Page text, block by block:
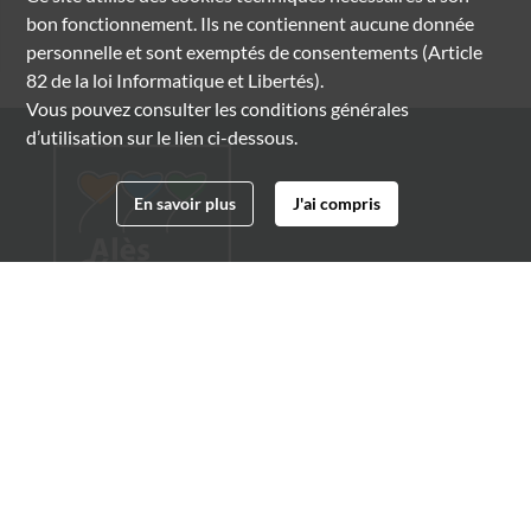
bon fonctionnement. Ils ne contiennent aucune donnée
personnelle et sont exemptés de consentements (Article
82 de la loi Informatique et Libertés).
Vous pouvez consulter les conditions générales
d’utilisation sur le lien ci-dessous.
En savoir plus J'ai compris